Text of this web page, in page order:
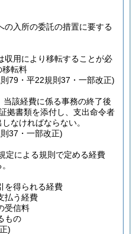
の入所の委託の措置に要する
収用により移転することが必
移転料
79・平22規則37・一部改正)
該経費に係る事務の終了後
拠書類を添付し、支出命令者
なければならない。
37・一部改正)
定による規則で定める経費
を得られる経費
払う経費
受信料
もの
)